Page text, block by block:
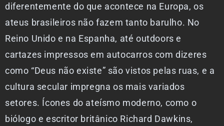
diferentemente do que acontece na Europa, os
ateus brasileiros não fazem tanto barulho. No
Reino Unido e na Espanha, até outdoors e
cartazes impressos em autocarros com dizeres
como “Deus não existe” são vistos pelas ruas, e a
cultura secular impregna os mais variados
setores. Ícones do ateísmo moderno, como o
biólogo e escritor britânico Richard Dawkins,